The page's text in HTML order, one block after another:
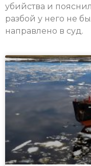
убийства и
разбой у него не
направлено в суд.